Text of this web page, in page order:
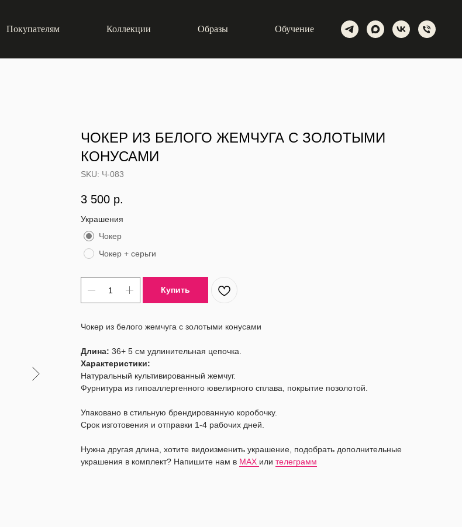
Покупателям Коллекции Образы Обучение
ЧОКЕР ИЗ БЕЛОГО ЖЕМЧУГА С ЗОЛОТЫМИ
КОНУСАМИ
SKU: Ч-083
3 500 р.
Украшения
Чокер
Чокер + серьги
Купить
Чокер из белого жемчуга с золотыми конусами
Длина: 36+ 5 см удлинительная цепочка.
Характеристики:
Натуральный культивированный жемчуг.
Фурнитура из гипоаллергенного ювелирного сплава, покрытие позолотой.
Упаковано в стильную брендированную коробочку.
Срок изготовения и отправки 1-4 рабочих дней.
Нужна другая длина, хотите видоизменить украшение, подобрать дополнительные
украшения в комплект? Напишите нам в MAX или телеграмм